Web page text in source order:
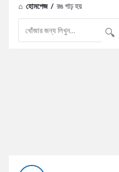
হোমপেজ / রঙ গাঢ় হয়
AddaBuzz.net